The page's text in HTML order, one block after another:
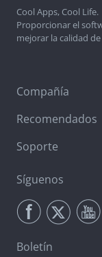
Cool Apps, Cool Life.
Proporcionar el
mejorar la calidad
Compañía
Recomendados
Soporte
Síguenos
Boletín